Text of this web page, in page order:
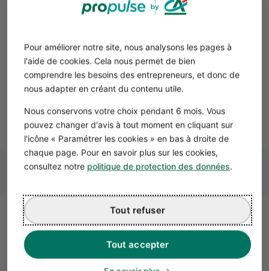
Pour améliorer notre site, nous analysons les pages à
l'aide de cookies. Cela nous permet de bien
comprendre les besoins des entrepreneurs, et donc de
nous adapter en créant du contenu utile.
Nous conservons votre choix pendant 6 mois. Vous
pouvez changer d'avis à tout moment en cliquant sur
l'icône « Paramétrer les cookies » en bas à droite de
chaque page. Pour en savoir plus sur les cookies,
consultez notre politique de protection des données.
Tout accepter
Tout refuser
Propulse
En savoir plus
Quelles démarches pour
changer de régime de TVA ?